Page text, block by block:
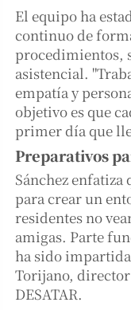
El equipo ha
continuo de
procedimientos,
asistencial.
empatía y
objetivo es que
primer día que
Preparativos
Sánchez
para crear un
residentes no
amigas. Parte
ha sido
Torijano,
DESATAR.